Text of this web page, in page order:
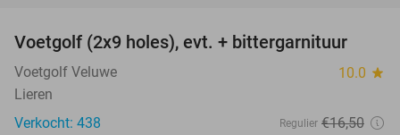
40%
Voetgolf (2x9 holes), evt. + bittergarnituur
Voetgolf Veluwe 10.0 star
Lieren
Verkocht: 438
Regulier €16,50